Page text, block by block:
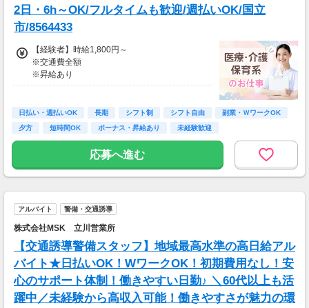
2日・6h～OK/フルタイムも歓迎/週払いOK/国立
市/8564433
【経験者】時給1,800円～
※交通費全額
※昇給あり
◎日勤／経験者の場合
・日収(1,800*8)円（時給1,800円×8h）
※資格手当あり（時給50円～UP/資格の種類に
よって異なる）
※週払いOK（規定あり）
→金曜日締め最短翌週火曜日にお給料GET♪
（稼働開始時は手続き完了次第となります）
交通費：別途全額支給
日払い・週払いOK 長期 シフト制 シフト自由
副業・ＷワークOK
夕方
短時間OK ボーナス・昇給あり 未経験歓迎
応募へ進む
アルバイト 警備・交通誘導
株式会社MSK 立川営業所
【交通誘導警備スタッフ】地域最高水準の高日給アル
バイト★日払いOK！WワークOK！初期費用なし！安
心のサポート体制！働きやすい日勤♪ ＼60代以上も活
躍中／未経験から高収入可能！働きやすさが魅力の環